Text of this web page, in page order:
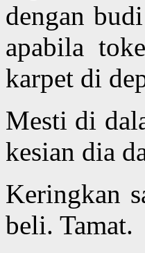
dengan
apabila
karpet di
Mesti di
kesian dia
Keringkan
beli. Tamat.